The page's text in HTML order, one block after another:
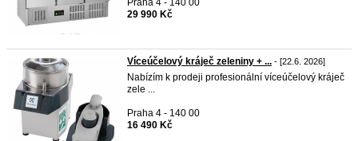
Praha 4 - 140 00
29 990 Kč
Víceúčelový kráječ zeleniny + ... - [22.6. 2026]
Nabízím k prodeji profesionální víceúčelový kráječ
zele ...
Praha 4 - 140 00
16 490 Kč